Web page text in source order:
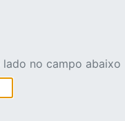
no campo abaixo